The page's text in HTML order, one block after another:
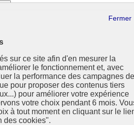
sur ce site afin d'en mesurer la
le fonctionnement et, avec
la performance des campagnes de
pour proposer des contenus tiers
pour améliorer votre expérience
votre choix pendant 6 mois.
à tout moment en cliquant sur le
des cookies".
les contenus de ce site sont sous